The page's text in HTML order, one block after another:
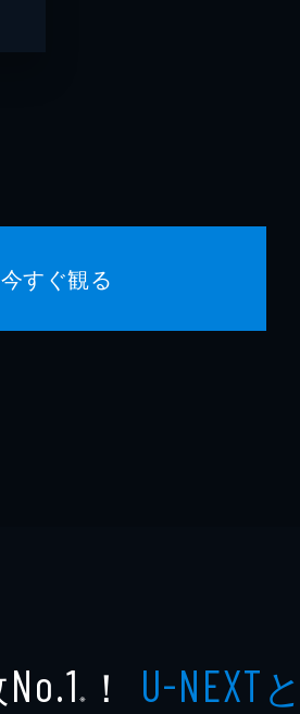
今すぐ観る
No.1 ※ ！ U-NEXT